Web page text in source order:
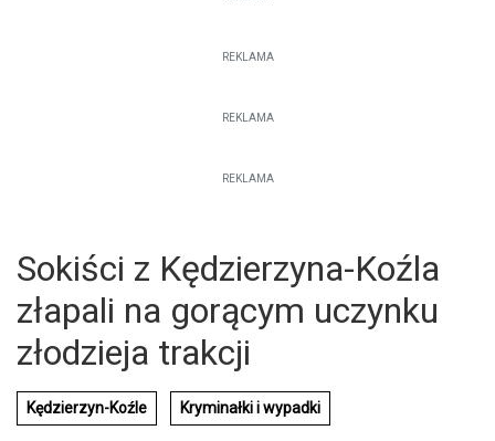
REKLAMA
REKLAMA
REKLAMA
Sokiści z Kędzierzyna-Koźla
złapali na gorącym uczynku
złodzieja trakcji
Kędzierzyn-Koźle Kryminałki i wypadki